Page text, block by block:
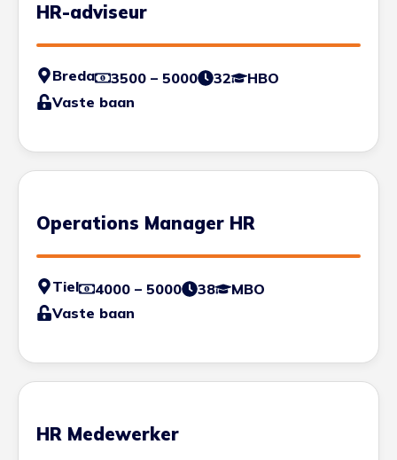
HR-adviseur
Breda 3500 – 5000 32
HBO
Vaste baan
Operations Manager HR
Tiel 4000 – 5000 38
MBO
Vaste baan
HR Medewerker